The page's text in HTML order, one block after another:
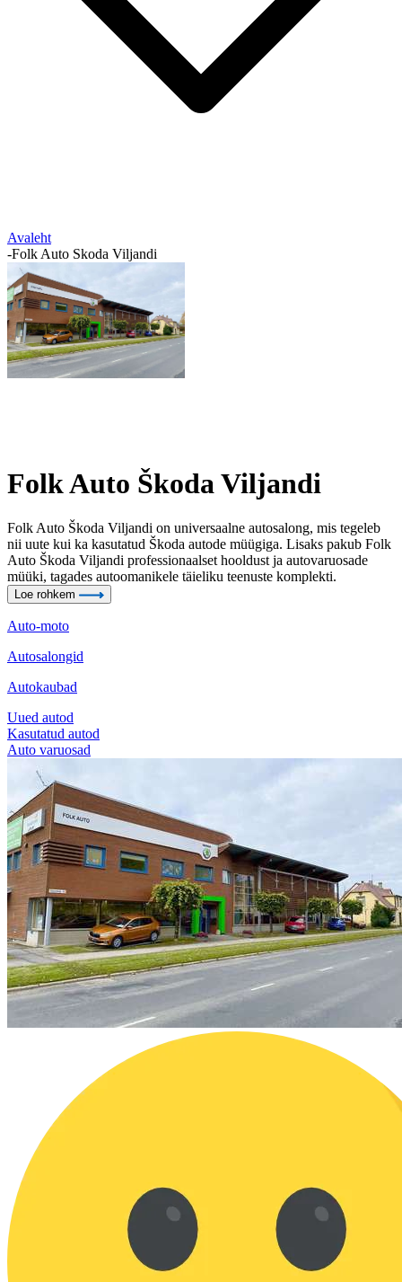
Avaleht
-Folk Auto Skoda Viljandi
Folk Auto Škoda Viljandi
Folk Auto Škoda Viljandi on universaalne autosalong, mis tegeleb
nii uute kui ka kasutatud Škoda autode müügiga. Lisaks pakub Folk
Auto Škoda Viljandi professionaalset hooldust ja autovaruosade
müüki, tagades autoomanikele täieliku teenuste komplekti.
Loe rohkem
Auto-moto
Autosalongid
Autokaubad
Uued autod
Kasutatud autod
Auto varuosad